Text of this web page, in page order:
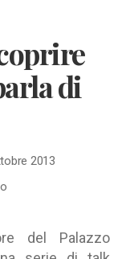
di
2013
su
Ottobre
del Palazzo